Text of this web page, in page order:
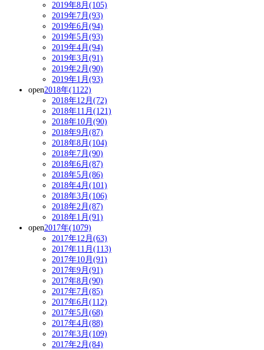
2019年8月(105)
2019年7月(93)
2019年6月(94)
2019年5月(93)
2019年4月(94)
2019年3月(91)
2019年2月(90)
2019年1月(93)
open2018年(1122)
2018年12月(72)
2018年11月(121)
2018年10月(90)
2018年9月(87)
2018年8月(104)
2018年7月(90)
2018年6月(87)
2018年5月(86)
2018年4月(101)
2018年3月(106)
2018年2月(87)
2018年1月(91)
open2017年(1079)
2017年12月(63)
2017年11月(113)
2017年10月(91)
2017年9月(91)
2017年8月(90)
2017年7月(85)
2017年6月(112)
2017年5月(68)
2017年4月(88)
2017年3月(109)
2017年2月(84)